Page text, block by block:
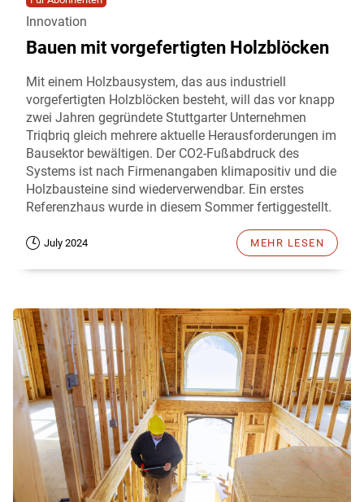
Innovation
Bauen mit vorgefertigten Holzblöcken
Mit einem Holzbausystem, das aus industriell
vorgefertigten Holzblöcken besteht, will das vor knapp
zwei Jahren gegründete Stuttgarter Unternehmen
Triqbriq gleich mehrere aktuelle Herausforderungen im
Bausektor bewältigen. Der CO2-Fußabdruck des
Systems ist nach Firmenangaben klimapositiv und die
Holzbausteine sind wiederverwendbar. Ein erstes
Referenzhaus wurde in diesem Sommer fertiggestellt.
July 2024 MEHR LESEN